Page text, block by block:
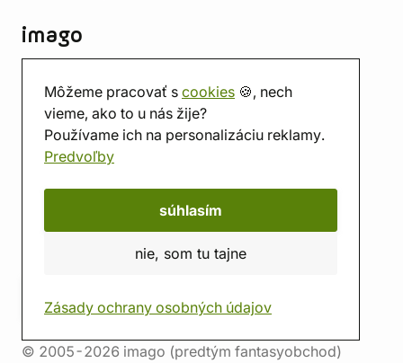
Môžeme pracovať s cookies 🍪, nech
vieme, ako to u nás žije?
Používame ich na personalizáciu reklamy.
Predvoľby
súhlasím
nie, som tu tajne
Zásady ochrany osobných údajov
imago
Predajňa
Herňa
O nás
Hodnotenie obchodu
© 2005-2026 imago (predtým fantasyobchod)